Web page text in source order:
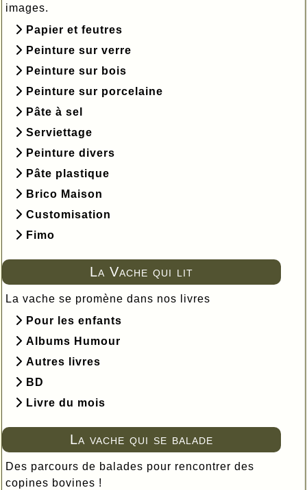
images.
Papier et feutres
Peinture sur verre
Peinture sur bois
Peinture sur porcelaine
Pâte à sel
Serviettage
Peinture divers
Pâte plastique
Brico Maison
Customisation
Fimo
La Vache qui lit
La vache se promène dans nos livres
Pour les enfants
Albums Humour
Autres livres
BD
Livre du mois
La vache qui se balade
Des parcours de balades pour rencontrer des
copines bovines !